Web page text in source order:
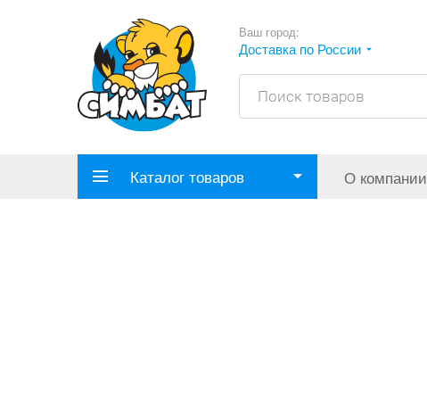
Ваш город:
Доставка по России
Каталог товаров О компании